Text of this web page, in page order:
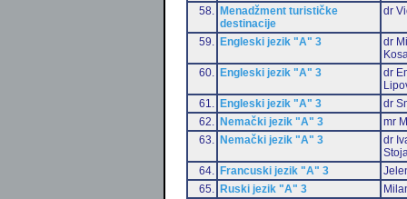
58.
Menadžment turističke
destinacije
dr
59. Engleski jezik "A" 3
dr
60.
Engleski jezik "A" 3
dr
61.
Engleski jezik "A" 3
dr
62.
Nemački jezik "A" 3
mr
63.
Nemački jezik "A" 3
dr
64.
Francuski jezik "A" 3
65.
Ruski jezik "A" 3